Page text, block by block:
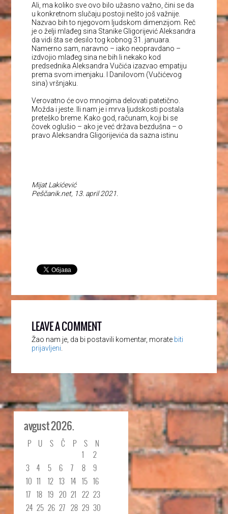
Ali, ma koliko sve ovo bilo užasno važno, čini se da
u konkretnom slučaju postoji nešto još važnije.
Nazvao bih to njegovom ljudskom dimenzijom. Reč
je o želji mlađeg sina Stanike Gligorijević Aleksandra
da vidi šta se desilo tog kobnog 31. januara.
Namerno sam, naravno – iako neopravdano –
izdvojio mlađeg sina ne bih li nekako kod
predsednika Aleksandra Vučića izazvao empatiju
prema svom imenjaku. I Danilovom (Vučićevog
sina) vršnjaku.
Verovatno će ovo mnogima delovati patetično.
Možda i jeste. Ili nam je i mrva ljudskosti postala
preteško breme. Kako god, računam, koji bi se
čovek oglušio – ako je već država bezdušna – o
pravo Aleksandra Gligorijevića da sazna istinu
Mijat Lakićević
Peščanik.net, 13. april 2021.
LEAVE A COMMENT
Žao nam je, da bi postavili komentar, morate biti
prijavljeni.
avgust 2026.
P U S Č P S
N
1
2
3
4 5 6 7 8
9
10 11 12 13 14 15 16
17 18 19 20 21 22 23
24 25 26 27 28 29 30